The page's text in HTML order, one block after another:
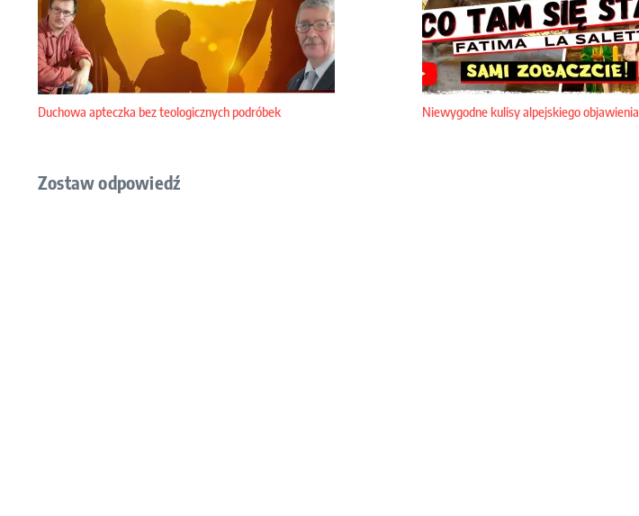
Duchowa apteczka bez teologicznych podróbek Niewygodne kulisy alpejskiego objawienia
Zostaw odpowiedź